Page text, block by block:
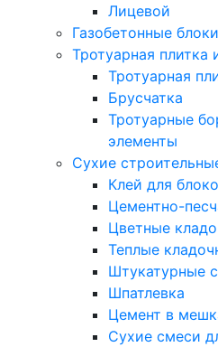
Лицевой
Газобетонные блоки
Тротуарная плитка
Тротуарная
Брусчатка
Тротуарные
элементы
Сухие
Клей для
Цементно-
Цветные
Теплые
Штукатурные
Шпатлевка
Цемент в
Сухие смеси